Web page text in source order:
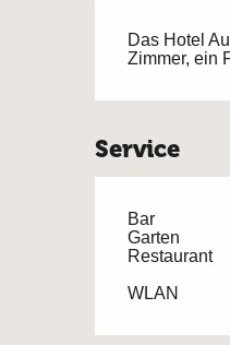
Das Hotel
Zimmer, ein
Service
Bar
Garten
Restaurant
WLAN